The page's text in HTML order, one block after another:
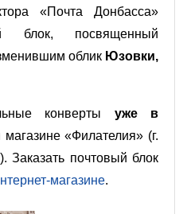
«Почта Донбасса»
блок, посвященный
облик Юзовки,
конверты уже в
«Филателия» (г.
Заказать почтовый блок
магазине.